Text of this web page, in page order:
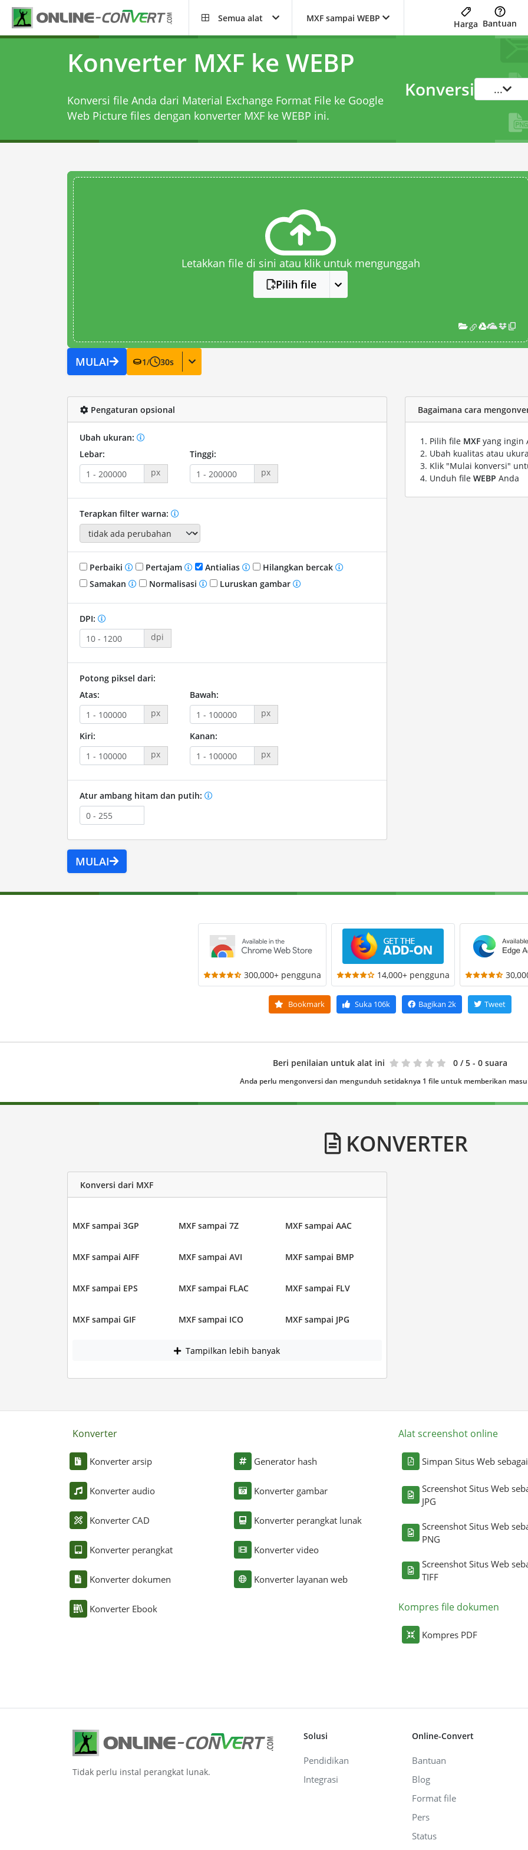
Semua alat MXF sampai WEBP
Harga Bantuan
Konverter MXF ke WEBP
Konversi file Anda dari Material Exchange Format File ke Google
Web Picture files dengan konverter MXF ke WEBP ini.
Konversi ...
Letakkan file di sini atau klik untuk mengunggah
Pilih file
MULAI 1/ 30s
Pengaturan opsional
Ubah ukuran:
Lebar:
px
Tinggi:
px
Terapkan filter warna:
Perbaiki Pertajam Antialias
Hilangkan bercak
Samakan
Normalisasi Luruskan gambar
DPI:
dpi
Potong piksel dari:
Atas:
px
Bawah:
px
Kiri:
px
Kanan:
px
Atur ambang hitam dan putih:
MULAI
Bagaimana cara
Pilih file MXF yang ingin
Ubah kualitas atau
Klik "Mulai konversi"
Unduh file WEBP Anda
300,000+ pengguna 14,000+ pengguna
Bookmark Suka 106k Bagikan 2k Tweet
Beri penilaian untuk alat ini 0 / 5 - 0 suara
Anda perlu mengonversi dan mengunduh setidaknya 1 file untuk memberikan
KONVERTER
Konversi dari MXF
MXF sampai 3GP MXF sampai 7Z MXF sampai AAC
MXF sampai AIFF MXF sampai AVI MXF sampai BMP
MXF sampai EPS MXF sampai FLAC MXF sampai FLV
MXF sampai GIF MXF sampai ICO MXF sampai JPG
Tampilkan lebih banyak
Konverter
Konverter arsip
Konverter audio
Konverter CAD
Konverter perangkat
Konverter dokumen
Konverter Ebook
Generator hash
Konverter gambar
Konverter perangkat lunak
Konverter video
Konverter layanan web
Alat screenshot online
Simpan Situs Web
Screenshot Situs Web
JPG
Screenshot Situs Web
PNG
Screenshot Situs Web
TIFF
Kompres file dokumen
Kompres PDF
Tidak perlu instal perangkat lunak.
Solusi
Pendidikan
Integrasi
Online-Convert
Bantuan
Blog
Format file
Pers
Status